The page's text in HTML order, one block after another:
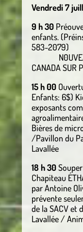
Vendredi 7
9 h 30
enfants.
583-2079)
N0UVEAU :
CANADA SUR
15 h 00
Enfants: 6$)
exposants
Bières de
/Pavillon du
Lavallée
18 h 30
Chapiteau
par Antoine
prévente
de la SACV et
Lavallée /